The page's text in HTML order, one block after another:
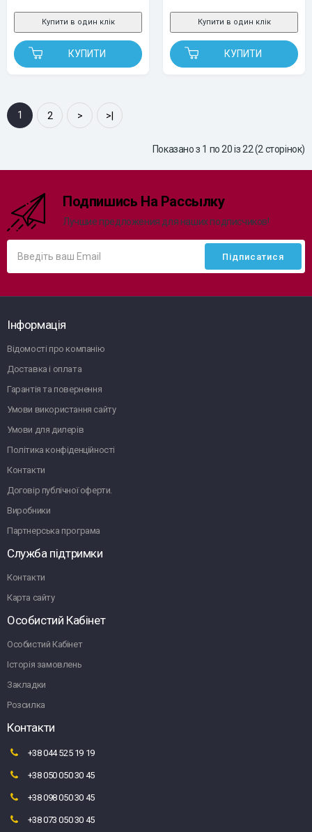
КУПИТИ
Купити в один клік
КУПИТИ
Купити в один клік
1 2 > >|
Показано з 1 по 20 із 22 (2 сторінок)
Подпишись На Рассылку
Лучшие предложения для наших подписчиков!
Інформація
Відомості про компанію
Доставка і оплата
Гарантія та повернення
Умови використання сайту
Умови для дилерів
Політика конфіденційності
Контакти
Договір публічної оферти.
Виробники
Партнерська програма
Служба підтримки
Контакти
Карта сайту
Особистий Кабінет
Особистий Кабінет
Історія замовлень
Закладки
Розсилка
Контакти
+38 044 525 19 19
+38 050 050 30 45
+38 098 050 30 45
+38 073 050 30 45